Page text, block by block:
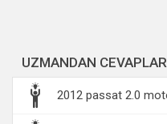
UZMANDAN CEVAPLAR
2012 passat 2.0